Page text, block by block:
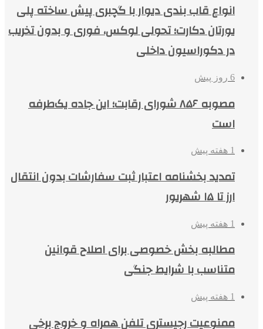
انواع قاب بندی دیوار با گچبری پیش ساخته پلی
یورتان دکارت؛ تحولی لوکس، فوری و بدون تخریب
در دکوراسیون داخلی
6 روز پیش
مصوبه ۸۵۶ شورای رقابت؛ این جاده یک‌طرفه
است
1 هفته پیش
تمدید بخشنامه اعتبار ثبت سفارشات بدون انتقال
ارز تا ۱۵ شهریور
1 هفته پیش
مطالبه بخش خصوصی برای اصلاح قوانین
متناسب با شرایط جنگی
1 هفته پیش
ممنوعیت رجیستری تلفن همراه و خروج برخی